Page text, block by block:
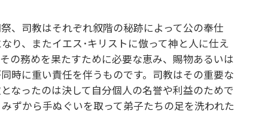
、司教はそれぞれ叙階の秘跡によって公の奉仕
り、またイエス･キリストに倣って神と人に仕え
の務めを果たすために必要な恵み、賜物あるいは
時に重い責任を伴うものです。司教はその重要な
なったのは決して自分個人の名誉や利益のためで
ずから手ぬぐいを取って弟子たちの足を洗われた